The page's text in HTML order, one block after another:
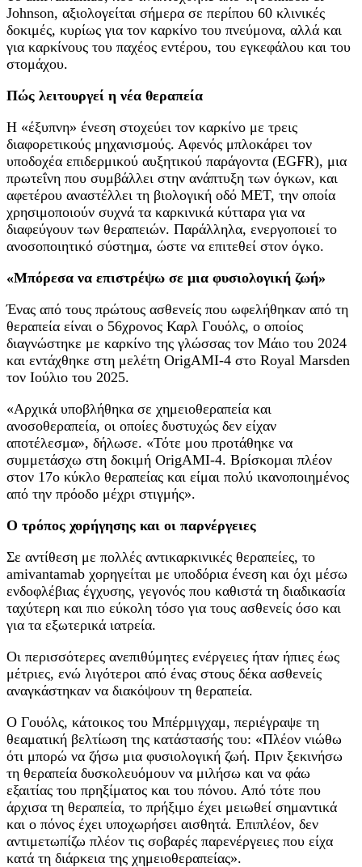
Johnson, αξιολογείται σήμερα σε περίπου 60 κλινικές
δοκιμές, κυρίως για τον καρκίνο του πνεύμονα, αλλά και
για καρκίνους του παχέος εντέρου, του εγκεφάλου και του
στομάχου.
Πώς λειτουργεί η νέα θεραπεία
Η «έξυπνη» ένεση στοχεύει τον καρκίνο με τρεις
διαφορετικούς μηχανισμούς. Αφενός μπλοκάρει τον
υποδοχέα επιδερμικού αυξητικού παράγοντα (EGFR), μια
πρωτεΐνη που συμβάλλει στην ανάπτυξη των όγκων, και
αφετέρου αναστέλλει τη βιολογική οδό MET, την οποία
χρησιμοποιούν συχνά τα καρκινικά κύτταρα για να
διαφεύγουν των θεραπειών. Παράλληλα, ενεργοποιεί το
ανοσοποιητικό σύστημα, ώστε να επιτεθεί στον όγκο.
«Μπόρεσα να επιστρέψω σε μια φυσιολογική ζωή»
Ένας από τους πρώτους ασθενείς που ωφελήθηκαν από τη
θεραπεία είναι ο 56χρονος Καρλ Γουόλς, ο οποίος
διαγνώστηκε με καρκίνο της γλώσσας τον Μάιο του 2024
και εντάχθηκε στη μελέτη OrigAMI-4 στο Royal Marsden
τον Ιούλιο του 2025.
«Αρχικά υποβλήθηκα σε χημειοθεραπεία και
ανοσοθεραπεία, οι οποίες δυστυχώς δεν είχαν
αποτέλεσμα», δήλωσε. «Τότε μου προτάθηκε να
συμμετάσχω στη δοκιμή OrigAMI-4. Βρίσκομαι πλέον
στον 17ο κύκλο θεραπείας και είμαι πολύ ικανοποιημένος
από την πρόοδο μέχρι στιγμής».
Ο τρόπος χορήγησης και οι παρνέργειες
Σε αντίθεση με πολλές αντικαρκινικές θεραπείες, το
amivantamab χορηγείται με υποδόρια ένεση και όχι μέσω
ενδοφλέβιας έγχυσης, γεγονός που καθιστά τη διαδικασία
ταχύτερη και πιο εύκολη τόσο για τους ασθενείς όσο και
για τα εξωτερικά ιατρεία.
Οι περισσότερες ανεπιθύμητες ενέργειες ήταν ήπιες έως
μέτριες, ενώ λιγότεροι από ένας στους δέκα ασθενείς
αναγκάστηκαν να διακόψουν τη θεραπεία.
Ο Γουόλς, κάτοικος του Μπέρμιγχαμ, περιέγραψε τη
θεαματική βελτίωση της κατάστασής του: «Πλέον νιώθω
ότι μπορώ να ζήσω μια φυσιολογική ζωή. Πριν ξεκινήσω
τη θεραπεία δυσκολευόμουν να μιλήσω και να φάω
εξαιτίας του πρηξίματος και του πόνου. Από τότε που
άρχισα τη θεραπεία, το πρήξιμο έχει μειωθεί σημαντικά
και ο πόνος έχει υποχωρήσει αισθητά. Επιπλέον, δεν
αντιμετωπίζω πλέον τις σοβαρές παρενέργειες που είχα
κατά τη διάρκεια της χημειοθεραπείας».